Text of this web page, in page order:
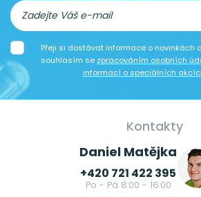
Přeji si dostávat informace o novinkách
souhlasím se zpracováním osobních
informací o speciálních
Kontakty
Daniel Matějka
+420 721 422 395
Po - Pá 8:00 - 16:00